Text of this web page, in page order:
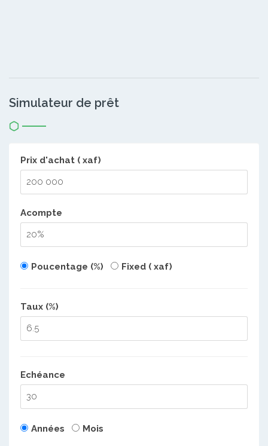
Simulateur de prêt
Prix d'achat ( xaf)
Acompte
Poucentage (%) Fixed ( xaf)
Taux (%)
Echéance
Années Mois